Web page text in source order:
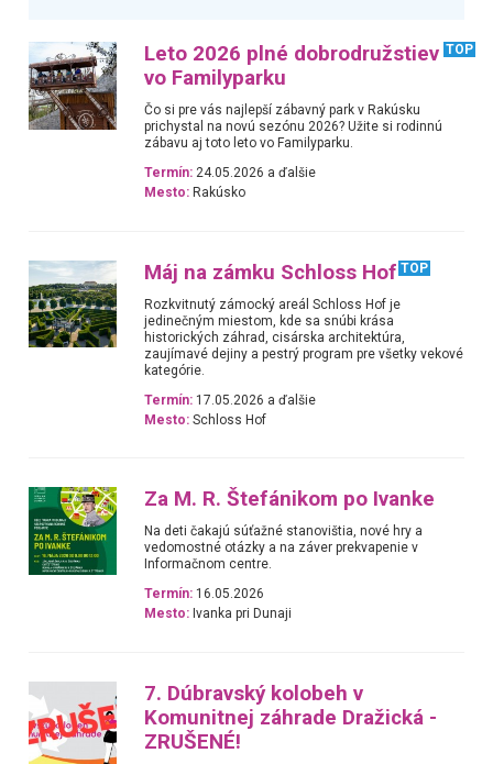
Leto 2026 plné dobrodružstiev
vo Familyparku
TOP
Čo si pre vás najlepší zábavný park v Rakúsku
prichystal na novú sezónu 2026? Užite si rodinnú
zábavu aj toto leto vo Familyparku.
Termín: 24.05.2026 a ďalšie
Mesto: Rakúsko
Máj na zámku Schloss Hof TOP
Rozkvitnutý zámocký areál Schloss Hof je
jedinečným miestom, kde sa snúbi krása
historických záhrad, cisárska architektúra,
zaujímavé dejiny a pestrý program pre všetky vekové
kategórie.
Termín: 17.05.2026 a ďalšie
Mesto: Schloss Hof
Za M. R. Štefánikom po Ivanke
Na deti čakajú súťažné stanovištia, nové hry a
vedomostné otázky a na záver prekvapenie v
Informačnom centre.
Termín: 16.05.2026
Mesto: Ivanka pri Dunaji
7. Dúbravský kolobeh v
Komunitnej záhrade Dražická -
ZRUŠENÉ!